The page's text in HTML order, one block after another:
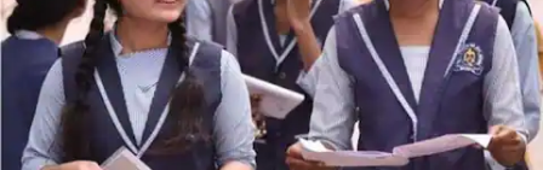
मोना दीक्षित Nov 27, 2019 01:04 pm
क्या है खबर?
केंद्रीय माध्यमिक शिक्षा बोर्ड (CBSE) छात्रों के बीच
क्रिएटिव, महत्वपूर्ण और विश्लेषणात्मक सोच को बढ़ावा